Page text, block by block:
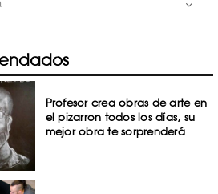
Profesor crea obras de arte en
el pizarron todos los días, su
mejor obra te sorprenderá